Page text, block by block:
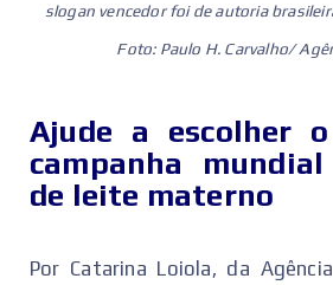
slogan vencedor foi de autoria
Foto: Paulo H. Carvalho/
Ajude a escolher
campanha
de leite materno
Por ‌Catarina Loiola, da